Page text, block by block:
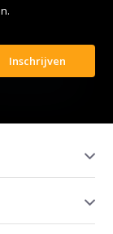
Inschrijven